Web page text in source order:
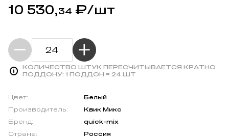
10 530,34 ₽/шт
КОЛИЧЕСТВО ШТУК ПЕРЕСЧИТЫВАЕТСЯ КРАТНО
ПОДДОНУ: 1 ПОДДОН = 24 ШТ
Цвет:
Белый
Производитель:
Квик Микс
Бренд:
quick-mix
Страна:
Россия